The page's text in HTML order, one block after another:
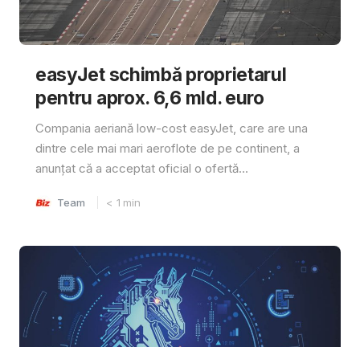
easyJet schimbă proprietarul
pentru aprox. 6,6 mld. euro
Compania aeriană low-cost easyJet, care are una
dintre cele mai mari aeroflote de pe continent, a
anunțat că a acceptat oficial o ofertă...
Team < 1 min